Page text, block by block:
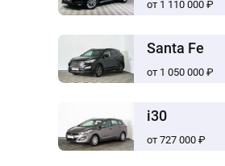
от 1 110 000 ₽
Santa Fe
от 1 050 000 ₽
i30
от 727 000 ₽